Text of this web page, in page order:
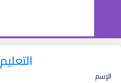
التعليم
الإسم